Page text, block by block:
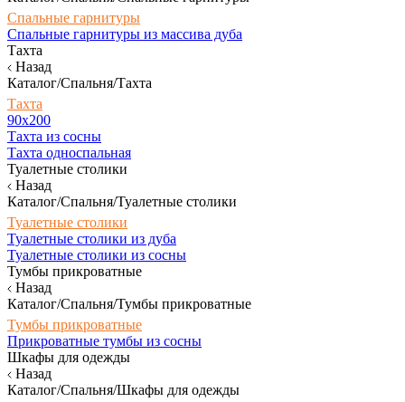
Спальные гарнитуры
Спальные гарнитуры из массива дуба
Тахта
Назад
Каталог/Спальня/Тахта
Тахта
90х200
Тахта из сосны
Тахта односпальная
Туалетные столики
Назад
Каталог/Спальня/Туалетные столики
Туалетные столики
Туалетные столики из дуба
Туалетные столики из сосны
Тумбы прикроватные
Назад
Каталог/Спальня/Тумбы прикроватные
Тумбы прикроватные
Прикроватные тумбы из сосны
Шкафы для одежды
Назад
Каталог/Спальня/Шкафы для одежды